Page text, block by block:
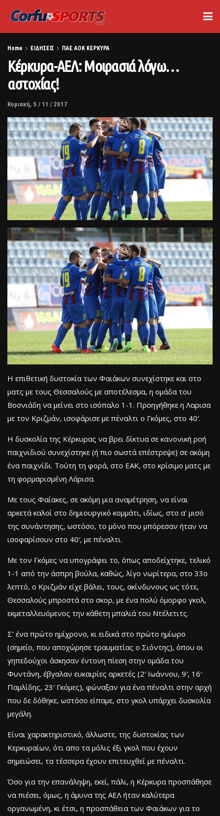
Home ΕΙΔΗΣΕΙΣ ΠΑΕ ΑΟΚ ΚΕΡΚΥΡΑ
Κέρκυρα-ΑΕΛ: Μοιρασιά λόγω…
αστοχίας!
Κυριακή, 5 / 11 / 2017
Η επιθετική δυστοκία των Φαιάκων συνεχίστηκε και στο
ματς με τους Θεσσαλούς με αποτέλεσμα, η ομάδα του
Βοσνιάδη να μείνει στο ισόπαλο 1-1. Προηγήθηκε η Λαρισα
με τον Κριζμάν, ισοφάρισε με πέναλτι ο Γκόμες, στο 40′.
H δυσκολία της Κέρκυρας να βρει δίκτυα σε κανονική ροή
παιχνιδιού συνεχίστηκε (ή πιο σωστά επέστρεψε) σε ακόμη
ένα παιχνίδι. Τούτη τη φορά, στο ΕΑΚ, στο κρίσιμο ματς με
τη φορμαρισμένη Λάρισα.
Με τους Φαίακες, σε ακόμη μια αναμέτρηση, να είναι
αρκετά καλοί στο δημιουργικό κομμάτι, ιδίως, στο α’ μισό
της συνάντησης, ωστόσο, το μόνο που μπόρεσαν ήταν να
ισοφαρίσουν στο 40′, με πέναλτι.
Με τον Γκόμες να υπογράφει το, όπως αποδείχτηκε, τελικό
1-1 από την άσπρη βούλα, καθώς, λίγο νωρίτερα, στο 33ο
λεπτό, ο Κριζμάν είχε βάλει, τους, ακίνδυνους ως τότε,
Θεσσαλούς μπροστά στο σκορ, με ένα πολύ όμορφο γκολ,
εκμεταλλευόμενος την κάθετη μπαλιά του Ντέλετιτς.
Σ’ ένα πρώτο ημίχρονο, κι ειδικά στο πρώτο ημίωρο
(σημείο, που αποχώρησε τραυματίας ο Σιόντης), όπου οι
γηπεδούχοι άσκησαν έντονη πίεση στην ομάδα του
Φυντάνη, έβγαλαν ευκαιρίες αρκετές (2′ Ιωάννου, 9′, 16′
Παμλίδης, 23′ Γκόμες), φώναξαν για ένα πέναλτι στην αρχή
που δε δόθηκε, ωστόσο είπαμε, στο γκολ υπάρχει δυσκολία
μεγάλη.
Είναι χαρακτηριστικό, άλλωστε, της δυστοκίας των
Κερκυραίων, ότι απο τα μόλις έξι γκολ που έχουν
σημειώσει, τα τέσσερα έχουν επιτευχθεί με πέναλτι.
Όσο για την επανάληψη, εκεί, πάλι, η Κέρκυρα προσπάθησε
να πιέσει, όμως, η άμυνα της ΑΕΛ ήταν καλύτερα
οργανωμένη, κι έτσι, η προσπάθεια των Φαιάκων για το